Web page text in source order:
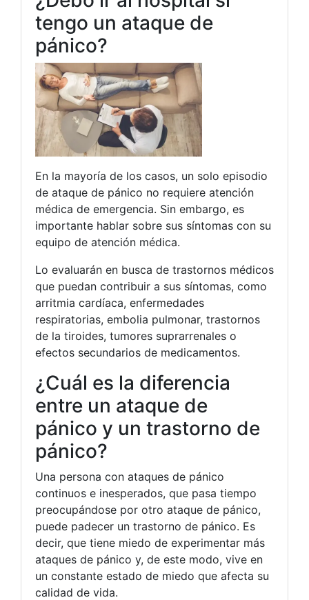
tengo un ataque de
pánico?
En la mayoría de los casos, un solo episodio
de ataque de pánico no requiere atención
médica de emergencia. Sin embargo, es
importante hablar sobre sus síntomas con su
equipo de atención médica.
Lo evaluarán en busca de trastornos médicos
que puedan contribuir a sus síntomas, como
arritmia cardíaca, enfermedades
respiratorias, embolia pulmonar, trastornos
de la tiroides, tumores suprarrenales o
efectos secundarios de medicamentos.
¿Cuál es la diferencia
entre un ataque de
pánico y un trastorno de
pánico?
Una persona con ataques de pánico
continuos e inesperados, que pasa tiempo
preocupándose por otro ataque de pánico,
puede padecer un trastorno de pánico. Es
decir, que tiene miedo de experimentar más
ataques de pánico y, de este modo, vive en
un constante estado de miedo que afecta su
calidad de vida.